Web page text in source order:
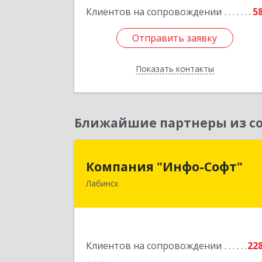
Клиентов на сопровождении
Отправить заявку
Показать контакты
Отправить заявку
Назад
Ближайшие партнеры из
Компания "Инфо-Софт"
Лабинск
Клиентов на сопровождении
Компания "Инфо-Софт"